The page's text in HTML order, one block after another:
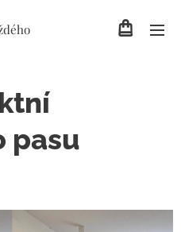
pasu